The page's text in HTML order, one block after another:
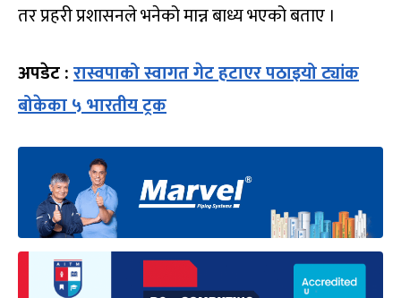
तर प्रहरी प्रशासनले भनेको मान्न बाध्य भएको बताए ।
अपडेट :रास्वपाको स्वागत गेट हटाएर पठाइयो ट्यांक
बोकेका ५ भारतीय ट्रक